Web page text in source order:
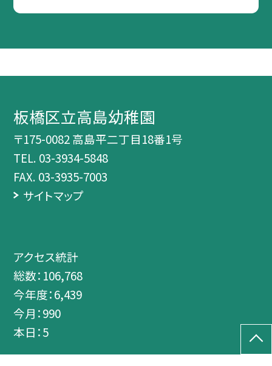
板橋区立高島幼稚園
〒175-0082 高島平二丁目18番1号
TEL. 03-3934-5848
FAX. 03-3935-7003
サイトマップ
アクセス統計
総数： 106,768
今年度：6,439
今月：990
本日：5